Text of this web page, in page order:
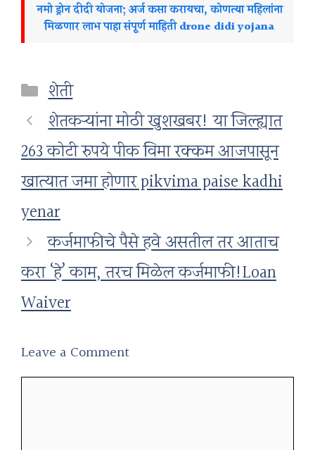
नमो ड्रोन दीदी योजना; अर्ज कसा करायचा, कोणत्या महिलांना
मिळणार लाभ पाहा संपूर्ण माहिती drone didi yojana
Categories
शेती
शेतकऱ्यांना मोठी खुशखबर! या जिल्ह्यात
263 कोटी रुपये पीक विमा रक्कम आजपासून
खात्यात जमा होणार pikvima paise kadhi
yenar
कर्जमाफीचे पैसे हवे असतील तर आताच
करा ‘हे’ काम, तरच मिळेल कर्जमाफी!Loan
Waiver
Leave a Comment